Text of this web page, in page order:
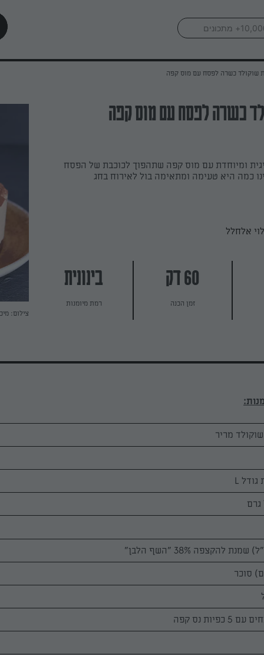
שוקולד כשרה לפסח עם מוס קפה
כשרה לפסח עם מוס קפה
ומיוחדת עם מוס קפה שתהפוך לכוכבת של הפסח
כמה היא טעימה ומתאימה בול לאירוח בחג
אלחלל
60 דק
זמן הכנה
בינונית
רמת מיומנות
צילום: